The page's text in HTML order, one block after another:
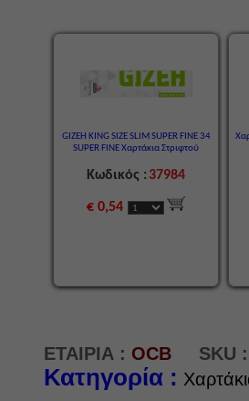
GIZEH KING SIZE SLIM SUPER FINE 34
SUPER FINE Χαρτάκια Στριφτού
Κωδικός : 37984
€ 0,54
ΕΤΑΙΡΙΑ : OCB SKU :
Κατηγορία :